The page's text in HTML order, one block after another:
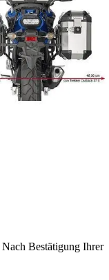
Nach Bestätigung Ihrer